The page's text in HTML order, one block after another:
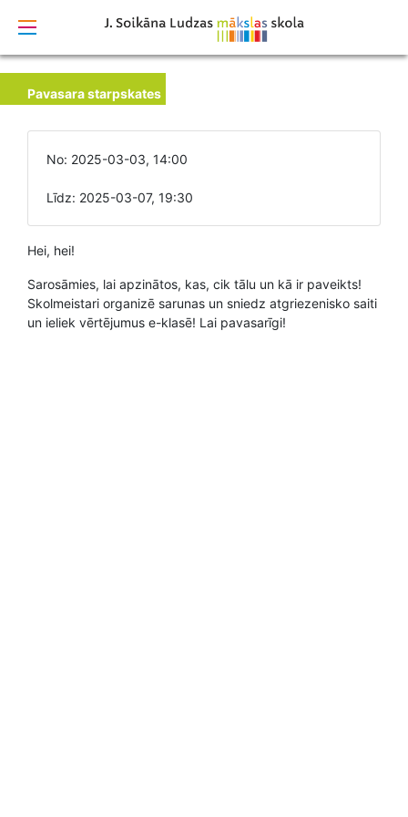
Pavasara starpskates
No: 2025-03-03, 14:00
Līdz: 2025-03-07, 19:30
Hei, hei!
Sarosāmies, lai apzinātos, kas, cik tālu un kā ir paveikts!
Skolmeistari organizē sarunas un sniedz atgriezenisko saiti
un ieliek vērtējumus e-klasē! Lai pavasarīgi!
izstrādāts